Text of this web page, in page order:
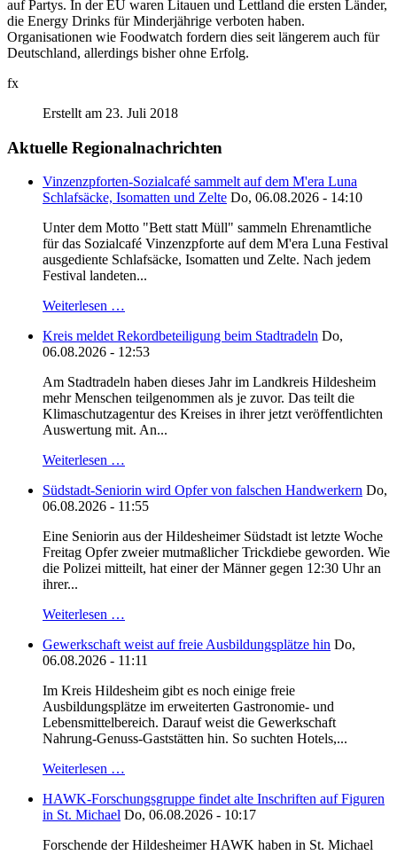
auf Partys. In der EU waren Litauen und Lettland die ersten Länder,
die Energy Drinks für Minderjährige verboten haben.
Organisationen wie Foodwatch fordern dies seit längerem auch für
Deutschland, allerdings bisher ohne Erfolg.
fx
Erstellt am 23. Juli 2018
Aktuelle Regionalnachrichten
Vinzenzpforten-Sozialcafé sammelt auf dem M'era Luna
Schlafsäcke, Isomatten und Zelte Do, 06.08.2026 - 14:10
Unter dem Motto "Bett statt Müll" sammeln Ehrenamtliche
für das Sozialcafé Vinzenzpforte auf dem M'era Luna Festival
ausgediente Schlafsäcke, Isomatten und Zelte. Nach jedem
Festival landeten...
Weiterlesen …
Kreis meldet Rekordbeteiligung beim Stadtradeln Do,
06.08.2026 - 12:53
Am Stadtradeln haben dieses Jahr im Landkreis Hildesheim
mehr Menschen teilgenommen als je zuvor. Das teilt die
Klimaschutzagentur des Kreises in ihrer jetzt veröffentlichten
Auswertung mit. An...
Weiterlesen …
Südstadt-Seniorin wird Opfer von falschen Handwerkern Do,
06.08.2026 - 11:55
Eine Seniorin aus der Hildesheimer Südstadt ist letzte Woche
Freitag Opfer zweier mutmaßlicher Trickdiebe geworden. Wie
die Polizei mitteilt, hat einer der Männer gegen 12:30 Uhr an
ihrer...
Weiterlesen …
Gewerkschaft weist auf freie Ausbildungsplätze hin Do,
06.08.2026 - 11:11
Im Kreis Hildesheim gibt es noch einige freie
Ausbildungsplätze im erweiterten Gastronomie- und
Lebensmittelbereich. Darauf weist die Gewerkschaft
Nahrung-Genuss-Gaststätten hin. So suchten Hotels,...
Weiterlesen …
HAWK-Forschungsgruppe findet alte Inschriften auf Figuren
in St. Michael Do, 06.08.2026 - 10:17
Forschende der Hildesheimer HAWK haben in St. Michael